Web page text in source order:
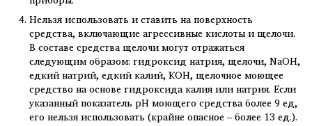
Нельзя использовать и ставить на поверхность
средства, включающие агрессивные кислоты и щелочи.
В составе средства щелочи могут отражаться
следующим образом: гидроксид натрия, щелочи, NaOH,
едкий натрий, едкий калий, КОН, щелочное моющее
средство на основе гидроксида калия или натрия. Если
указанный показатель рН моющего средства более 9 ед,
его нельзя использовать (крайне опасное – более 13 ед.).